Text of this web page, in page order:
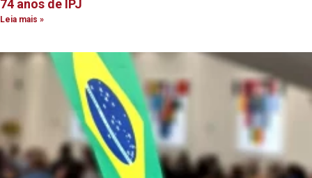
74 anos de IPJ
Leia mais »